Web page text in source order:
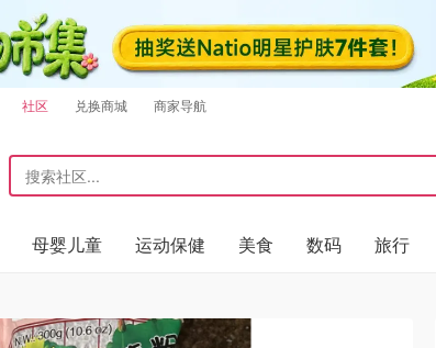
社区 兑换商城 商家导航
母婴儿童 运动保健 美食 数码 旅行